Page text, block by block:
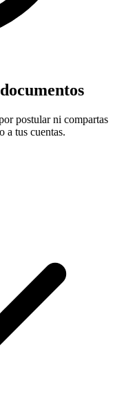
postular ni compartas
a tus cuentas.